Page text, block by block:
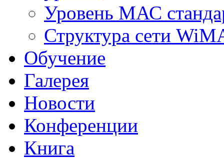
Уровень МАС
Структура сети
Обучение
Галерея
Новости
Конференции
Книга